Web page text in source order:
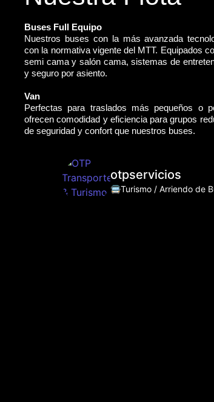
Buses Full Equipo
Nuestros buses con la más avanzada
con la normativa vigente del MTT. Equipados
semi cama y salón cama, sistemas de
y seguro por asiento.
Van
Perfectas para traslados más pequeños o
ofrecen comodidad y eficiencia para grupos
de seguridad y confort que nuestros buses.
otpservicios
🚍Turismo / Arriendo de